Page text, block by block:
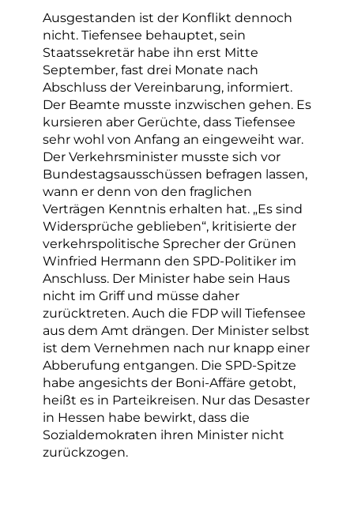
Ausgestanden ist der Konflikt dennoch
nicht. Tiefensee behauptet, sein
Staatssekretär habe ihn erst Mitte
September, fast drei Monate nach
Abschluss der Vereinbarung, informiert.
Der Beamte musste inzwischen gehen. Es
kursieren aber Gerüchte, dass Tiefensee
sehr wohl von Anfang an eingeweiht war.
Der Verkehrsminister musste sich vor
Bundestagsausschüssen befragen lassen,
wann er denn von den fraglichen
Verträgen Kenntnis erhalten hat. „Es sind
Widersprüche geblieben“, kritisierte der
verkehrspolitische Sprecher der Grünen
Winfried Hermann den SPD-Politiker im
Anschluss. Der Minister habe sein Haus
nicht im Griff und müsse daher
zurücktreten. Auch die FDP will Tiefensee
aus dem Amt drängen. Der Minister selbst
ist dem Vernehmen nach nur knapp einer
Abberufung entgangen. Die SPD-Spitze
habe angesichts der Boni-Affäre getobt,
heißt es in Parteikreisen. Nur das Desaster
in Hessen habe bewirkt, dass die
Sozialdemokraten ihren Minister nicht
zurückzogen.